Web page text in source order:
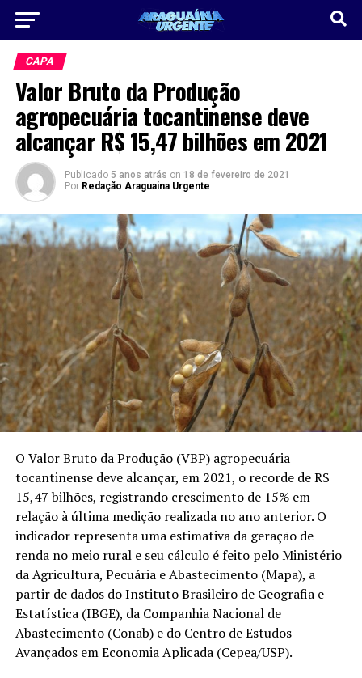
CAPA
Valor Bruto da Produção
agropecuária tocantinense deve
alcançar R$ 15,47 bilhões em 2021
Publicado 5 anos atrás on 18 de fevereiro de 2021
Por Redação Araguaina Urgente
O Valor Bruto da Produção (VBP) agropecuária
tocantinense deve alcançar, em 2021, o recorde de R$
15,47 bilhões, registrando crescimento de 15% em
relação à última medição realizada no ano anterior. O
indicador representa uma estimativa da geração de
renda no meio rural e seu cálculo é feito pelo Ministério
da Agricultura, Pecuária e Abastecimento (Mapa), a
partir de dados do Instituto Brasileiro de Geografia e
Estatística (IBGE), da Companhia Nacional de
Abastecimento (Conab) e do Centro de Estudos
Avançados em Economia Aplicada (Cepea/USP).